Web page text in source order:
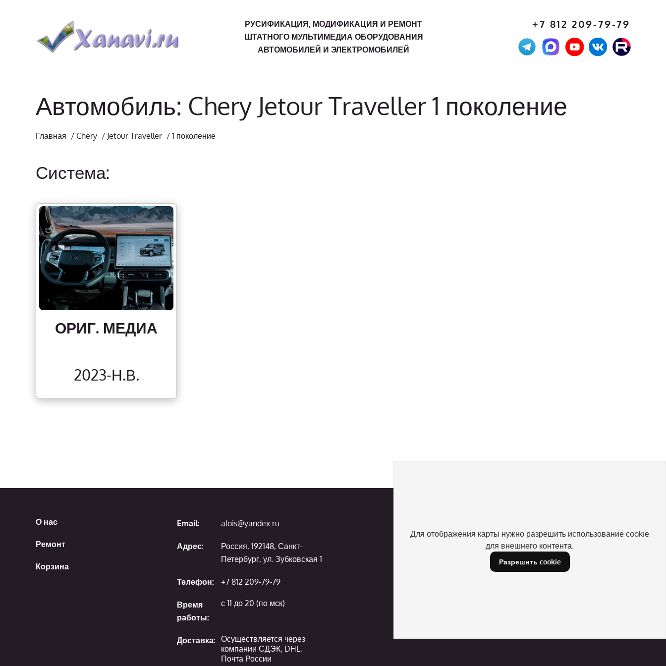
РУСИФИКАЦИЯ, МОДИФИКАЦИЯ И РЕМОНТ
ШТАТНОГО МУЛЬТИМЕДИА ОБОРУДОВАНИЯ
АВТОМОБИЛЕЙ И ЭЛЕКТРОМОБИЛЕЙ
+7 812 209-79-79
Автомобиль: Chery Jetour Traveller 1 поколение
Главная / Chery / Jetour Traveller / 1 поколение
Система:
ОРИГ. МЕДИА
2023-Н.В.
О нас
Ремонт
Корзина
Email: alois@yandex.ru
Адрес:
Россия, 192148, Санкт-
Петербург, ул. Зубковская 1
Телефон: +7 812 209-79-79
Время
работы:
с 11 до 20 (по мск)
Доставка: Осуществляется через
компании СДЭК, DHL,
Почта России
Для отображения карты нужно разрешить использование cookie
для внешнего контента.
Разрешить cookie